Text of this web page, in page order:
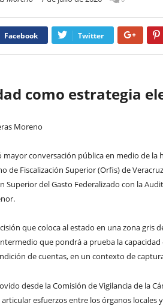
Facebook Twitter
como estrategia
Moreno
conversación pública en medio de
de Fiscalización Superior (Orfis) de
Superior del Gasto Federalizado con la
que coloca al estado en una zona gris
que pondrá a prueba la
de cuentas, en un contexto de
desde la Comisión de Vigilancia de la
esfuerzos entre los órganos locales